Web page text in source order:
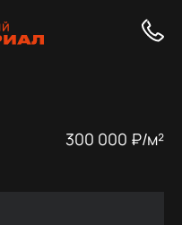
300 000 ₽/м²